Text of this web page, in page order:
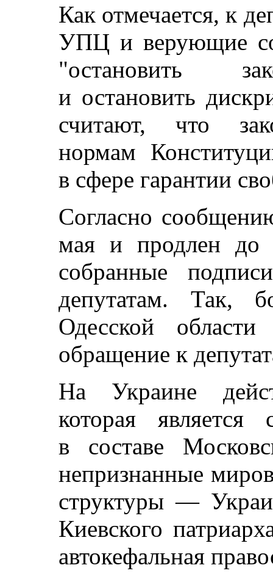
Как отмечается, к
УПЦ и верующие
"остановить
и остановить
считают, что
нормам
в сфере гарантии
Согласно
мая и продлен до
собранные
депутатам. Так,
Одесской
обращение к
На Украине
которая является
в составе
непризнанные
структуры —
Киевского
автокефальная